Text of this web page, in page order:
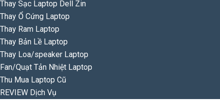
Thay Sạc Laptop Dell Zin
Thay Ổ Cứng Laptop
Thay Ram Laptop
Thay Bản Lề Laptop
Thay Loa/speaker Laptop
Fan/Quạt Tản Nhiệt Laptop
Thu Mua Laptop Cũ
REVIEW Dịch Vụ